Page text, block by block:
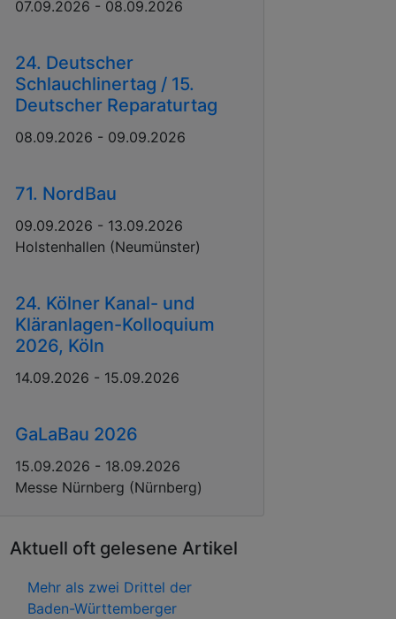
07.09.2026 - 08.09.2026
24. Deutscher
Schlauchlinertag / 15.
Deutscher Reparaturtag
08.09.2026 - 09.09.2026
71. NordBau
09.09.2026 - 13.09.2026
Holstenhallen (Neumünster)
24. Kölner Kanal- und
Kläranlagen-Kolloquium
2026, Köln
14.09.2026 - 15.09.2026
GaLaBau 2026
15.09.2026 - 18.09.2026
Messe Nürnberg (Nürnberg)
Aktuell oft gelesene Artikel
Mehr als zwei Drittel der
Baden-Württemberger